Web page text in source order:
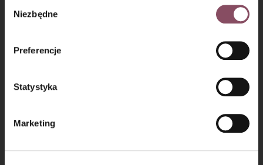
Gdańsk (80-339) adres: Dickmana 14/15 więcej
informacji o przetwarzaniu danych osobowych oraz
Polityce
prywatności.
zgody
Niezbędne
Preferencje
Statystyka
Marketing
Krok 6
Następnie do mokrych składników wsyp przesianą mąkę
z proszkiem do pieczenia i wymieszaj tylko do połączenia